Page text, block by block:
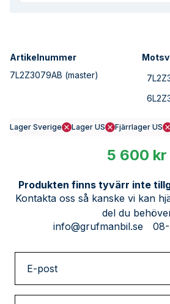
Artikelnummer
7L2Z3079AB (master)
Lager Sverige Lager US Fjärrlager US
5 600 kr
Produkten finns tyvärr inte
Kontakta oss så kanske vi kan
del du
info@grufmanbil.se
E-post